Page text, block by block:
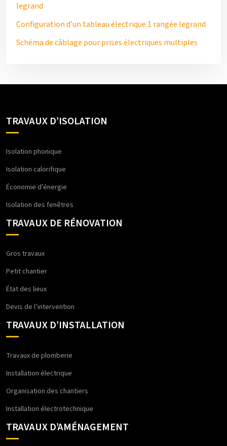
legrand
Configuration d’un tableau électrique 1 rangée legrand
Schéma de câblage pour prises électriques multiples
TRAVAUX D’ISOLATION
Isolation phonique
Isolation calorifique
Économie d’énergie
Isolation des fenêtres
TRAVAUX DE RÉNOVATION
Gros travaux
Petit chantier
État des lieux
Devis de l’intervention
TRAVAUX D’INSTALLATION
Travaux de plomberie
Installation électrique
Organisation des chantiers
Installation électrotechnique
TRAVAUX D’AMÉNAGEMENT